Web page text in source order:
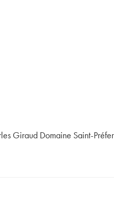
Giraud Domaine Saint-